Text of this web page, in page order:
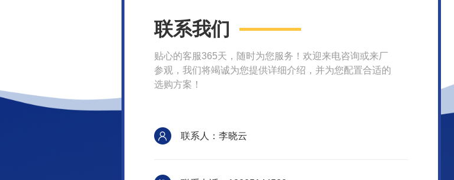
联系我们
贴心的客服365天，随时为您服务！欢迎来电咨询或来厂
参观，我们将竭诚为您提供详细介绍，并为您配置合适的
选购方案！
联系人：李晓云